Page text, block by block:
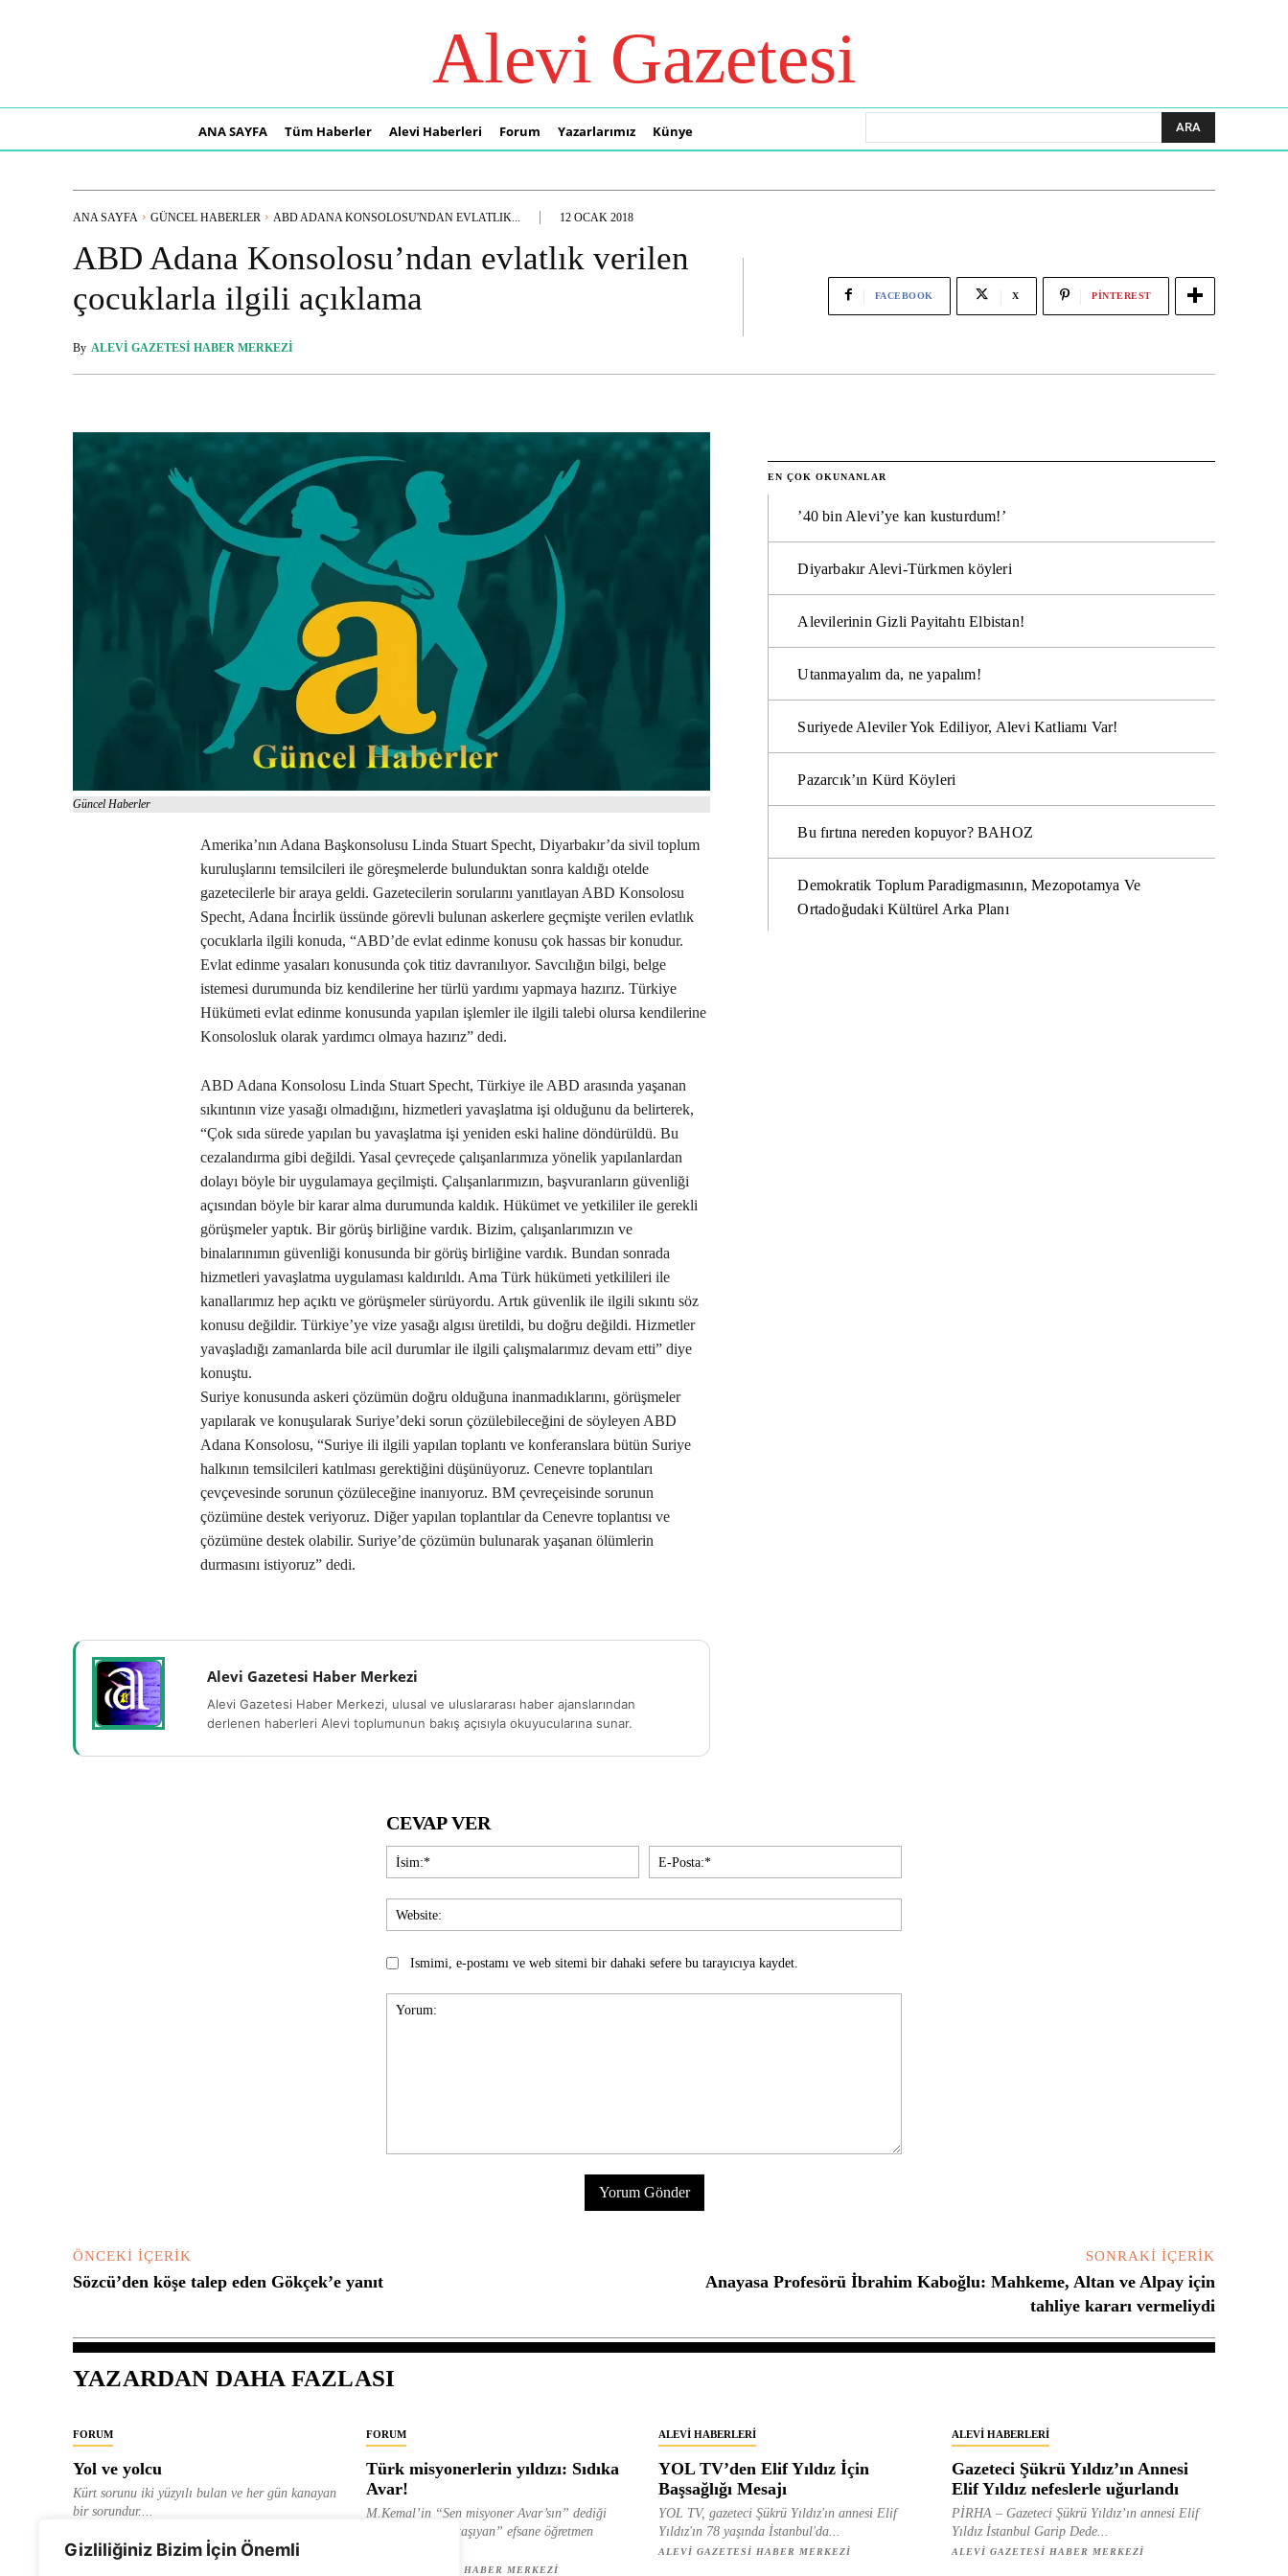
Gizliliğiniz Bizim İçin Önemli
Alevi Gazetesi
ANA SAYFA Tüm Haberler Alevi Haberleri Forum Yazarlarımız Künye ARA
ANA SAYFA GÜNCEL HABERLER ABD ADANA KONSOLOSU'NDAN EVLATLIK... 12 OCAK 2018
ABD Adana Konsolosu’ndan evlatlık verilen
çocuklarla ilgili açıklama
By ALEVI GAZETESI HABER MERKEZI
FACEBOOK X PINTEREST
Güncel Haberler
Amerika’nın Adana Başkonsolusu Linda Stuart Specht, Diyarbakır’da sivil toplum
kuruluşlarını temsilcileri ile göreşmelerde bulunduktan sonra kaldığı otelde
gazetecilerle bir araya geldi. Gazetecilerin sorularını yanıtlayan ABD Konsolosu
Specht, Adana İncirlik üssünde görevli bulunan askerlere geçmişte verilen evlatlık
çocuklarla ilgili konuda, “ABD’de evlat edinme konusu çok hassas bir konudur.
Evlat edinme yasaları konusunda çok titiz davranılıyor. Savcılığın bilgi, belge
istemesi durumunda biz kendilerine her türlü yardımı yapmaya hazırız. Türkiye
Hükümeti evlat edinme konusunda yapılan işlemler ile ilgili talebi olursa kendilerine
Konsolosluk olarak yardımcı olmaya hazırız” dedi.
ABD Adana Konsolosu Linda Stuart Specht, Türkiye ile ABD arasında yaşanan
sıkıntının vize yasağı olmadığını, hizmetleri yavaşlatma işi olduğunu da belirterek,
“Çok sıda sürede yapılan bu yavaşlatma işi yeniden eski haline döndürüldü. Bu
cezalandırma gibi değildi. Yasal çevreçede çalışanlarımıza yönelik yapılanlardan
dolayı böyle bir uygulamaya geçilmişti. Çalışanlarımızın, başvuranların güvenliği
açısından böyle bir karar alma durumunda kaldık. Hükümet ve yetkililer ile gerekli
görüşmeler yaptık. Bir görüş birliğine vardık. Bizim, çalışanlarımızın ve
binalarınımın güvenliği konusunda bir görüş birliğine vardık. Bundan sonrada
hizmetleri yavaşlatma uygulaması kaldırıldı. Ama Türk hükümeti yetkilileri ile
kanallarımız hep açıktı ve görüşmeler sürüyordu. Artık güvenlik ile ilgili sıkıntı söz
konusu değildir. Türkiye’ye vize yasağı algısı üretildi, bu doğru değildi. Hizmetler
yavaşladığı zamanlarda bile acil durumlar ile ilgili çalışmalarımız devam etti” diye
konuştu.
Suriye konusunda askeri çözümün doğru olduğuna inanmadıklarını, görüşmeler
yapılarak ve konuşularak Suriye’deki sorun çözülebileceğini de söyleyen ABD
Adana Konsolosu, “Suriye ili ilgili yapılan toplantı ve konferanslara bütün Suriye
halkının temsilcileri katılması gerektiğini düşünüyoruz. Cenevre toplantıları
çevçevesinde sorunun çözüleceğine inanıyoruz. BM çevreçeisinde sorunun
çözümüne destek veriyoruz. Diğer yapılan toplantılar da Cenevre toplantısı ve
çözümüne destek olabilir. Suriye’de çözümün bulunarak yaşanan ölümlerin
durmasını istiyoruz” dedi.
Alevi Gazetesi Haber Merkezi
Alevi Gazetesi Haber Merkezi, ulusal ve uluslararası haber ajanslarından
derlenen haberleri Alevi toplumunun bakış açısıyla okuyucularına sunar.
EN ÇOK OKUNANLAR
’40 bin Alevi’ye kan kusturdum!’
Diyarbakır Alevi-Türkmen köyleri
Alevilerinin Gizli Payitahtı Elbistan!
Utanmayalım da, ne yapalım!
Suriyede Aleviler Yok Ediliyor, Alevi Katliamı Var!
Pazarcık’ın Kürd Köyleri
Bu fırtına nereden kopuyor? BAHOZ
Demokratik Toplum Paradigmasının, Mezopotamya Ve
Ortadoğudaki Kültürel Arka Planı
CEVAP VER
İsim:*
Posta:*
Ismimi, e-postamı ve web sitemi bir dahaki sefere bu tarayıcıya kaydet.
ÖNCEKI İÇERIK
Sözcü’den köşe talep eden Gökçek’e yanıt
SONRAKI İÇERIK
Anayasa Profesörü İbrahim Kaboğlu: Mahkeme, Altan ve Alpay için
tahliye kararı vermeliydi
YAZARDAN DAHA FAZLASI
FORUM
Yol ve yolcu
Kürt sorunu iki yüzyılı bulan ve her gün kanayan
bir sorundur....
FORUM
Türk misyonerlerin yıldızı: Sıdıka
Avar!
M.Kemal’in “Sen misyoner Avar’sın” dediği
ve “dağlara ışık taşıyan” efsane öğretmen
ALEVI GAZETESI HABER MERKEZI
ALEVI HABERLERI
YOL TV’den Elif Yıldız İçin
Başsağlığı Mesajı
YOL TV, gazeteci Şükrü Yıldız'ın annesi Elif
Yıldız'ın 78 yaşında İstanbul'da...
ALEVI GAZETESI HABER MERKEZI
ALEVI HABERLERI
Gazeteci Şükrü Yıldız’ın Annesi
Elif Yıldız nefeslerle uğurlandı
PİRHA – Gazeteci Şükrü Yıldız’ın annesi Elif
Yıldız İstanbul Garip Dede...
ALEVI GAZETESI HABER MERKEZI